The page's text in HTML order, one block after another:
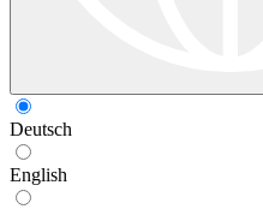
Deutsch
English